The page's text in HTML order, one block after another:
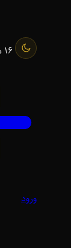
16 مرداد 1405 - 08:24
ورود